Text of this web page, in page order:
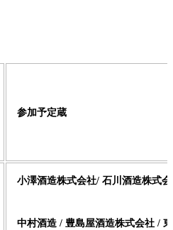
参加予定蔵
小澤酒造株式会社/ 石川酒造株式
中村酒造 / 豊島屋酒造株式会社 /